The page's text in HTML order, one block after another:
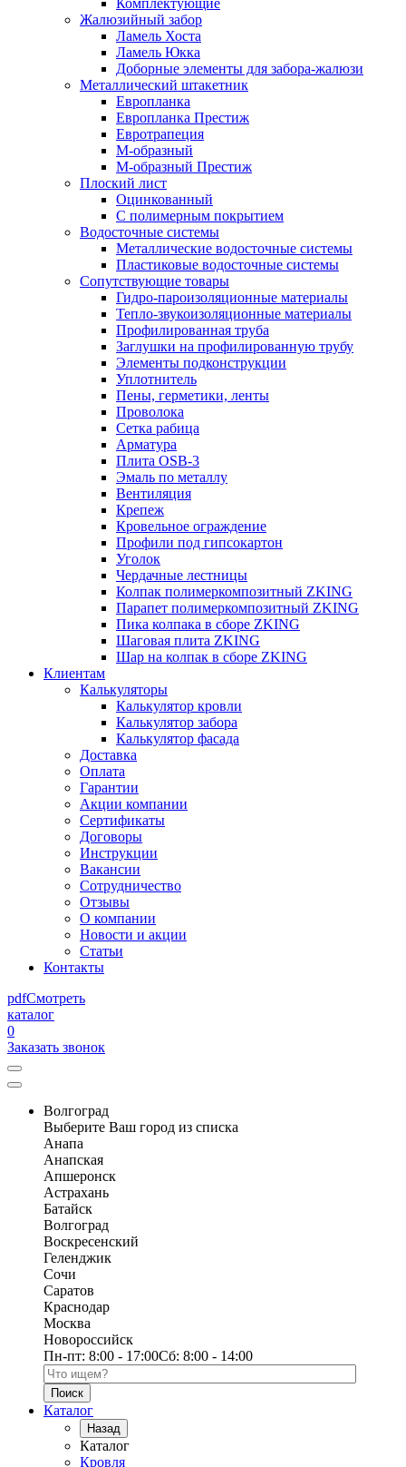
Комплектующие
Жалюзийный забор
Ламель Хоста
Ламель Юкка
Доборные элементы для забора-жалюзи
Металлический штакетник
Европланка
Европланка Престиж
Евротрапеция
М-образный
М-образный Престиж
Плоский лист
Оцинкованный
С полимерным покрытием
Водосточные системы
Металлические водосточные системы
Пластиковые водосточные системы
Сопутствующие товары
Гидро-пароизоляционные материалы
Тепло-звукоизоляционные материалы
Профилированная труба
Заглушки на профилированную трубу
Элементы подконструкции
Уплотнитель
Пены, герметики, ленты
Проволока
Сетка рабица
Арматура
Плита OSB-3
Эмаль по металлу
Вентиляция
Крепеж
Кровельное ограждение
Профили под гипсокартон
Уголок
Чердачные лестницы
Колпак полимеркомпозитный ZKING
Парапет полимеркомпозитный ZKING
Пика колпака в сборе ZKING
Шаговая плита ZKING
Шар на колпак в сборе ZKING
Клиентам
Калькуляторы
Калькулятор кровли
Калькулятор забора
Калькулятор фасада
Доставка
Оплата
Гарантии
Акции компании
Сертификаты
Договоры
Инструкции
Вакансии
Сотрудничество
Отзывы
О компании
Новости и акции
Статьи
Контакты
pdfСмотреть
каталог
0
Заказать звонок
Волгоград
Выберите Ваш город из списка
Анапа
Анапская
Апшеронск
Астрахань
Батайск
Волгоград
Воскресенский
Геленджик
Сочи
Саратов
Краснодар
Москва
Новороссийск
Пн-пт: 8:00 - 17:00Сб: 8:00 - 14:00
Поиск по каталогу
Каталог
Назад
Каталог
Кровля